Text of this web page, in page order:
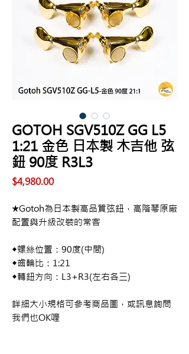
GOTOH SGV510Z GG L5
1:21 金色 日本製 木吉他 弦
鈕 90度 R3L3
$4,980.00價
★Gotoh為日本製高品質弦鈕，高階琴原廠
配置與升級改裝的常客
◆螺絲位置：90度(中間)
◆齒輪比：1:21
◆轉鈕方向：L3+R3(左右各三)
詳細大小規格可參考商品圖，或訊息詢問
我們也OK喔